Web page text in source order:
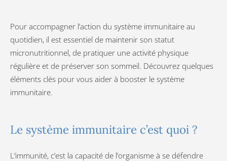
Pour accompagner l’action du système immunitaire au
quotidien, il est essentiel de maintenir son statut
micronutritionnel, de pratiquer une activité physique
régulière et de préserver son sommeil. Découvrez quelques
éléments clés pour vous aider à booster le système
immunitaire.
Le système immunitaire c’est quoi ?
L’immunité, c’est la capacité de l’organisme à se défendre